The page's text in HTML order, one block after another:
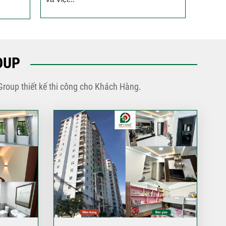
Việt Nhật Group cho gia
công
công tác xây dựng 3 căn
liền kề nhà phố 2 tầng nhà
anh Nhân ở Gò Vấp
Đánh giá của chú Ba về
công tác xây dựng nhà
phố cho gia đình chú ở
Quận Bình Tân
Đánh giá của anh Quyền
về công tác xây nhà của
thiết kế thi công cho Khách Hàng.